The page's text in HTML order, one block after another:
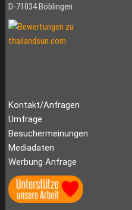
D-71034 Böblingen
Kontakt/Anfragen
Umfrage
Besuchermeinungen
Mediadaten
Werbung Anfrage